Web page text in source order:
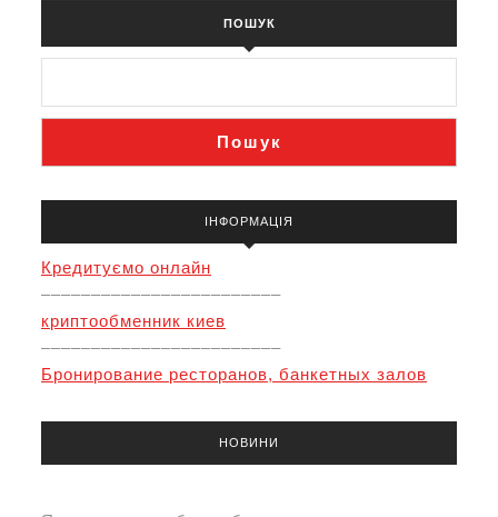
ПОШУК
Пошук
ІНФОРМАЦІЯ
Кредитуємо онлайн
––––––––––––––––––––––––
криптообменник киев
––––––––––––––––––––––––
Бронирование ресторанов, банкетных залов
НОВИНИ